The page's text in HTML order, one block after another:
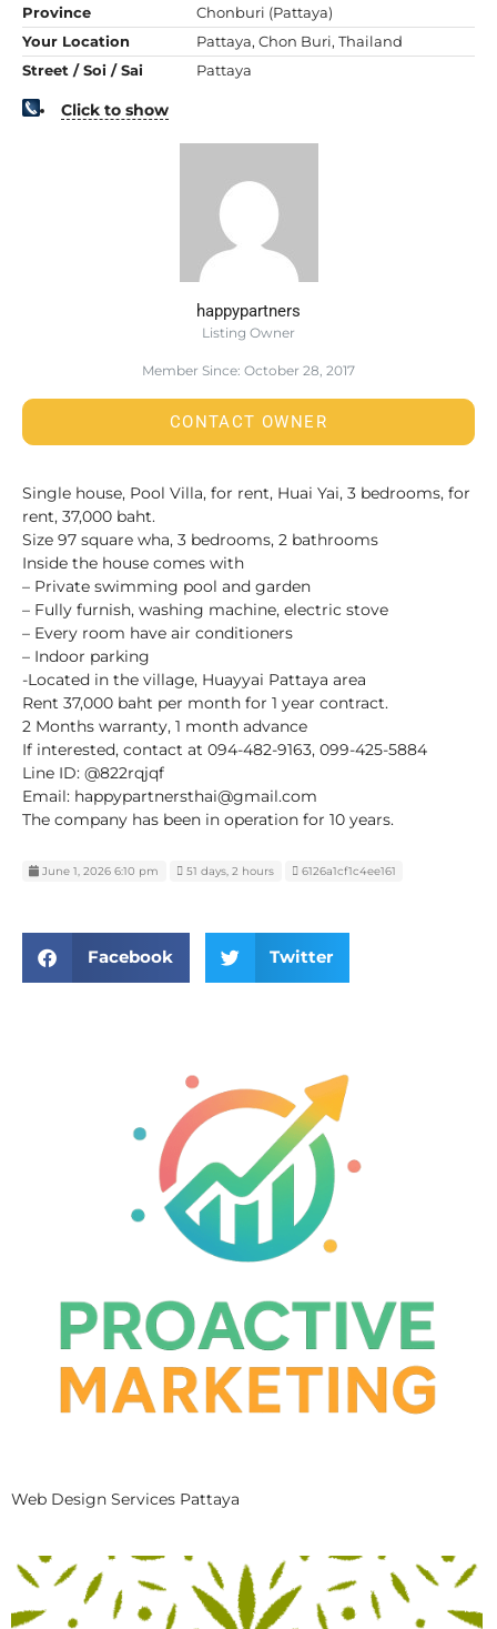
Province
Chonburi (Pattaya)
Your Location
Pattaya, Chon Buri, Thailand
Street / Soi / Sai
Pattaya
Click to show
happypartners
Listing Owner
Member Since: October 28, 2017
CONTACT OWNER
Single house, Pool Villa, for rent, Huai Yai, 3 bedrooms, for
rent, 37,000 baht.
Size 97 square wha, 3 bedrooms, 2 bathrooms
Inside the house comes with
– Private swimming pool and garden
– Fully furnish, washing machine, electric stove
– Every room have air conditioners
– Indoor parking
-Located in the village, Huayyai Pattaya area
Rent 37,000 baht per month for 1 year contract.
2 Months warranty, 1 month advance
If interested, contact at 094-482-9163, 099-425-5884
Line ID: @822rqjqf
Email: happypartnersthai@gmail.com
The company has been in operation for 10 years.
June 1, 2026 6:10 pm 51 days, 2 hours 6126a1cf1c4ee161
Facebook Twitter
Web Design Services Pattaya